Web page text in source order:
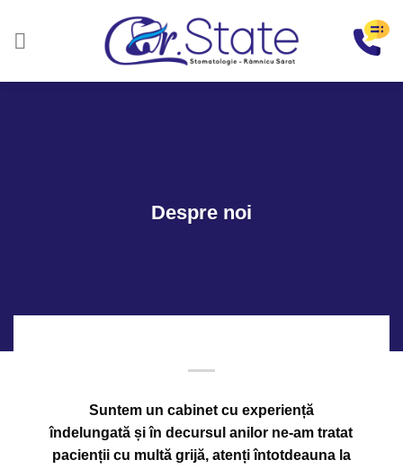
Despre noi
Suntem un cabinetcu experiență
îndelungată și în decursul anilor ne-am tratat
pacienții cu multă grijă, atenți întotdeauna la